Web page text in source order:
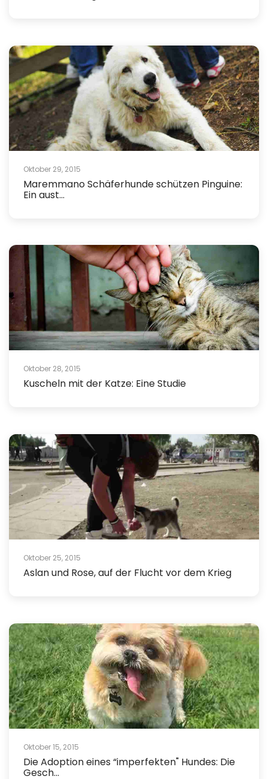
Oktober 29, 2015
Maremmano Schäferhunde schützen Pinguine:
Ein aust...
Oktober 28, 2015
Kuscheln mit der Katze: Eine Studie
Oktober 25, 2015
Aslan und Rose, auf der Flucht vor dem Krieg
Oktober 15, 2015
Die Adoption eines “imperfekten" Hundes: Die
Gesch...